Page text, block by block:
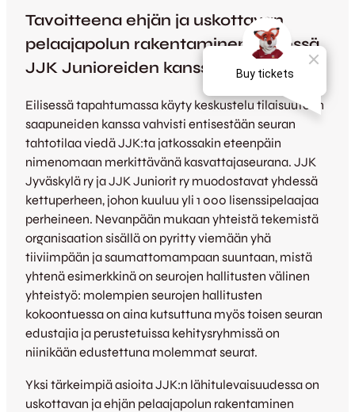
Tavoitteena ehjän ja uskottavan
pelaajapolun rakentaminen yhdessä
JJK Junioreiden kanssa
Eilisessä tapahtumassa käyty keskustelu tilaisuuteen
saapuneiden kanssa vahvisti entisestään seuran
tahtotilaa viedä JJK:ta jatkossakin eteenpäin
nimenomaan merkittävänä kasvattajaseurana. JJK
Jyväskylä ry ja JJK Juniorit ry muodostavat yhdessä
kettuperheen, johon kuuluu yli 1 000 lisenssipelaajaa
perheineen. Nevanpään mukaan yhteistä tekemistä
organisaation sisällä on pyritty viemään yhä
tiiviimpään ja saumattomampaan suuntaan, mistä
yhtenä esimerkkinä on seurojen hallitusten välinen
yhteistyö: molempien seurojen hallitusten
kokoontuessa on aina kutsuttuna myös toisen seuran
edustajia ja perustetuissa kehitysryhmissä on
niinikään edustettuna molemmat seurat.
Yksi tärkeimpiä asioita JJK:n lähitulevaisuudessa on
uskottavan ja ehjän pelaajapolun rakentaminen